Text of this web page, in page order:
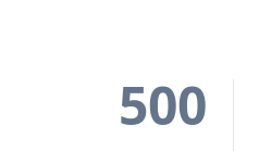
500